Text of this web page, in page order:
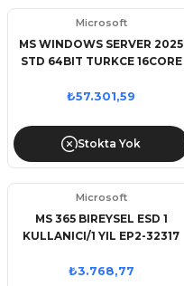
Microsoft
MS WINDOWS SERVER 2025
STD 64BIT TURKCE 16CORE
₺57.301,59
Stokta Yok
Microsoft
MS 365 BIREYSEL ESD 1
KULLANICI/1 YIL EP2-32317
(ELEKTRONIK ORTAMDA
₺3.768,77